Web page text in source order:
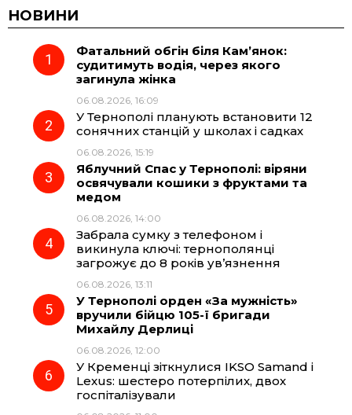
c
e
o
o
e
r
a
t
A
p
НОВИНИ
Фатальний обгін біля Кам’янок:
судитимуть водія, через якого
загинула жінка
06.08.2026, 16:09
У Тернополі планують встановити 12
сонячних станцій у школах і садках
06.08.2026, 15:19
Яблучний Спас у Тернополі: віряни
освячували кошики з фруктами та
медом
06.08.2026, 14:00
Забрала сумку з телефоном і
викинула ключі: тернополянці
загрожує до 8 років ув’язнення
06.08.2026, 13:11
У Тернополі орден «За мужність»
вручили бійцю 105-ї бригади
Михайлу Дерлиці
06.08.2026, 12:00
У Кременці зіткнулися IKSO Samand і
Lexus: шестеро потерпілих, двох
госпіталізували